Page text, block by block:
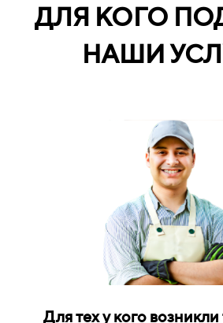
ДЛЯ КОГО
НАШИ
Для тех у кого